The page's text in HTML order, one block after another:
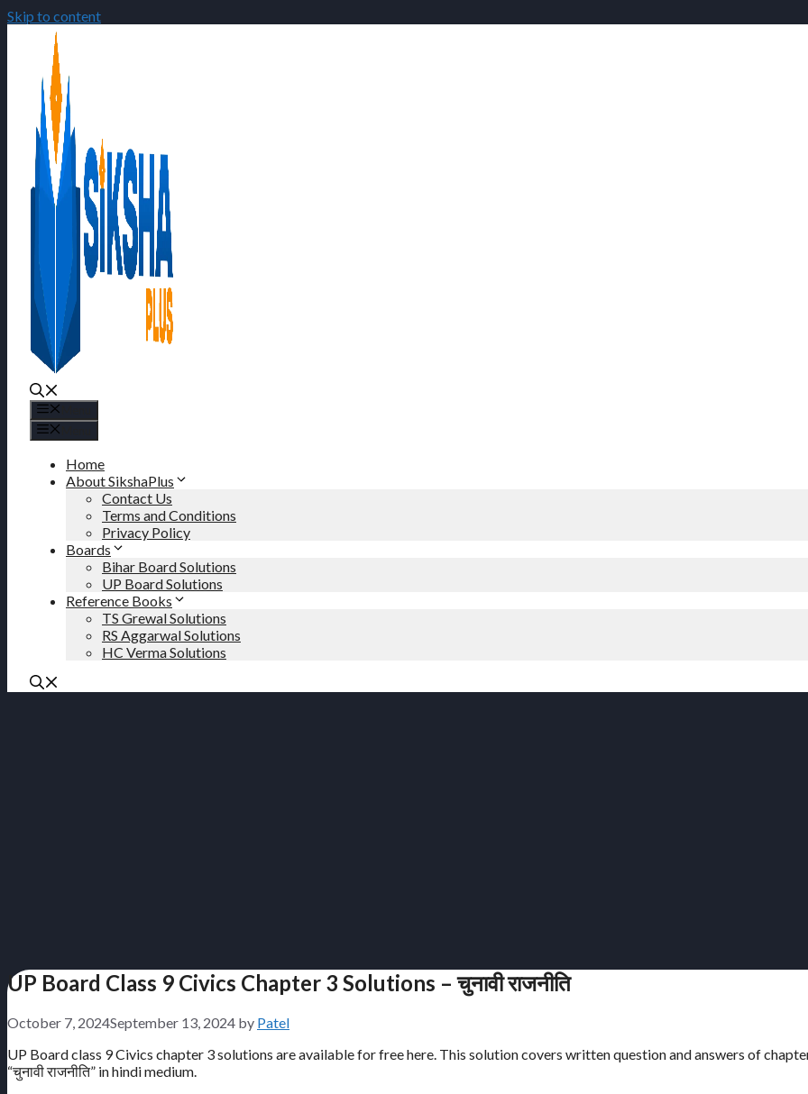
Skip to content
Home
About SikshaPlus
Contact Us
Terms and Conditions
Privacy Policy
Boards
Bihar Board Solutions
UP Board Solutions
Reference Books
TS Grewal Solutions
RS Aggarwal Solutions
HC Verma Solutions
UP Board Class 9 Civics Chapter 3 Solutions – चुनावी राजनीति
October 7, 2024September 13, 2024 by Patel
UP Board class 9 Civics chapter 3 solutions are available for free here. This solution covers written question and answers of
“चुनावी राजनीति” in hindi medium.